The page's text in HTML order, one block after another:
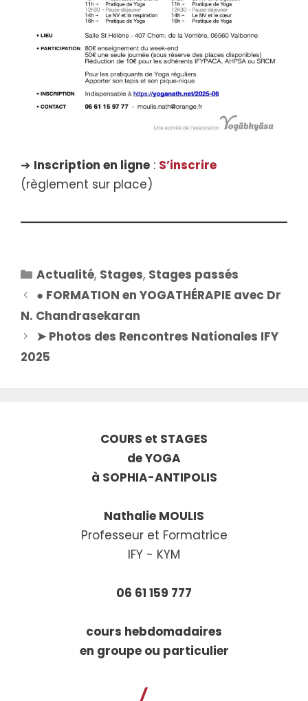
➔ Inscription en ligne : S’inscrire
(règlement sur place)
Catégories
Actualité, Stages, Stages passés
● FORMATION en YOGATHÉRAPIE avec Dr
N. Chandrasekaran
➤ Photos des Rencontres Nationales IFY
2025
COURS et STAGES
de YOGA
à SOPHIA-ANTIPOLIS
Nathalie MOULIS
Professeur et Formatrice
IFY - KYM
06 61 159 777
cours hebdomadaires
en groupe ou particulier